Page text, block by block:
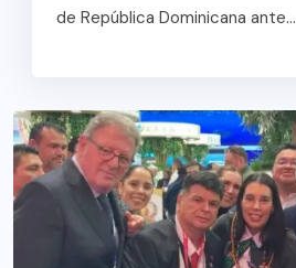
de República Dominicana ante...